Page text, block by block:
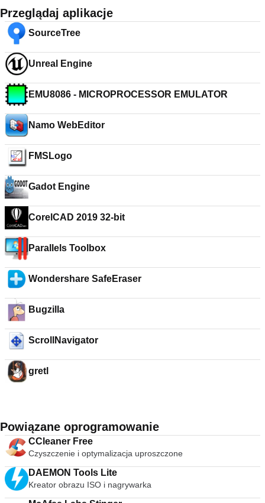
Przeglądaj aplikacje
SourceTree
Unreal Engine
EMU8086 - MICROPROCESSOR EMULATOR
Namo WebEditor
FMSLogo
Gadot Engine
CorelCAD 2019 32-bit
Parallels Toolbox
Wondershare SafeEraser
Bugzilla
ScrollNavigator
gretl
Powiązane oprogramowanie
CCleaner Free
Czyszczenie i optymalizacja uproszczone
DAEMON Tools Lite
Kreator obrazu ISO i nagrywarka